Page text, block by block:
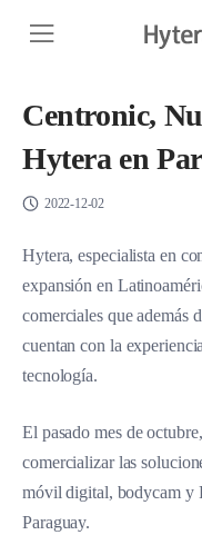
Centronic,
Hytera en
2022-12-02
Hytera, especialista en
expansión en
comerciales que además
cuentan con la
tecnología.
El pasado mes de
comercializar las
móvil digital, bodycam y
Paraguay.